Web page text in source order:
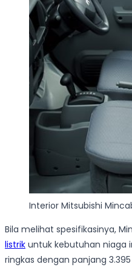
Interior Mitsubishi
Bila melihat spesifikasinya,
listrik untuk kebutuhan niaga
ringkas dengan panjang